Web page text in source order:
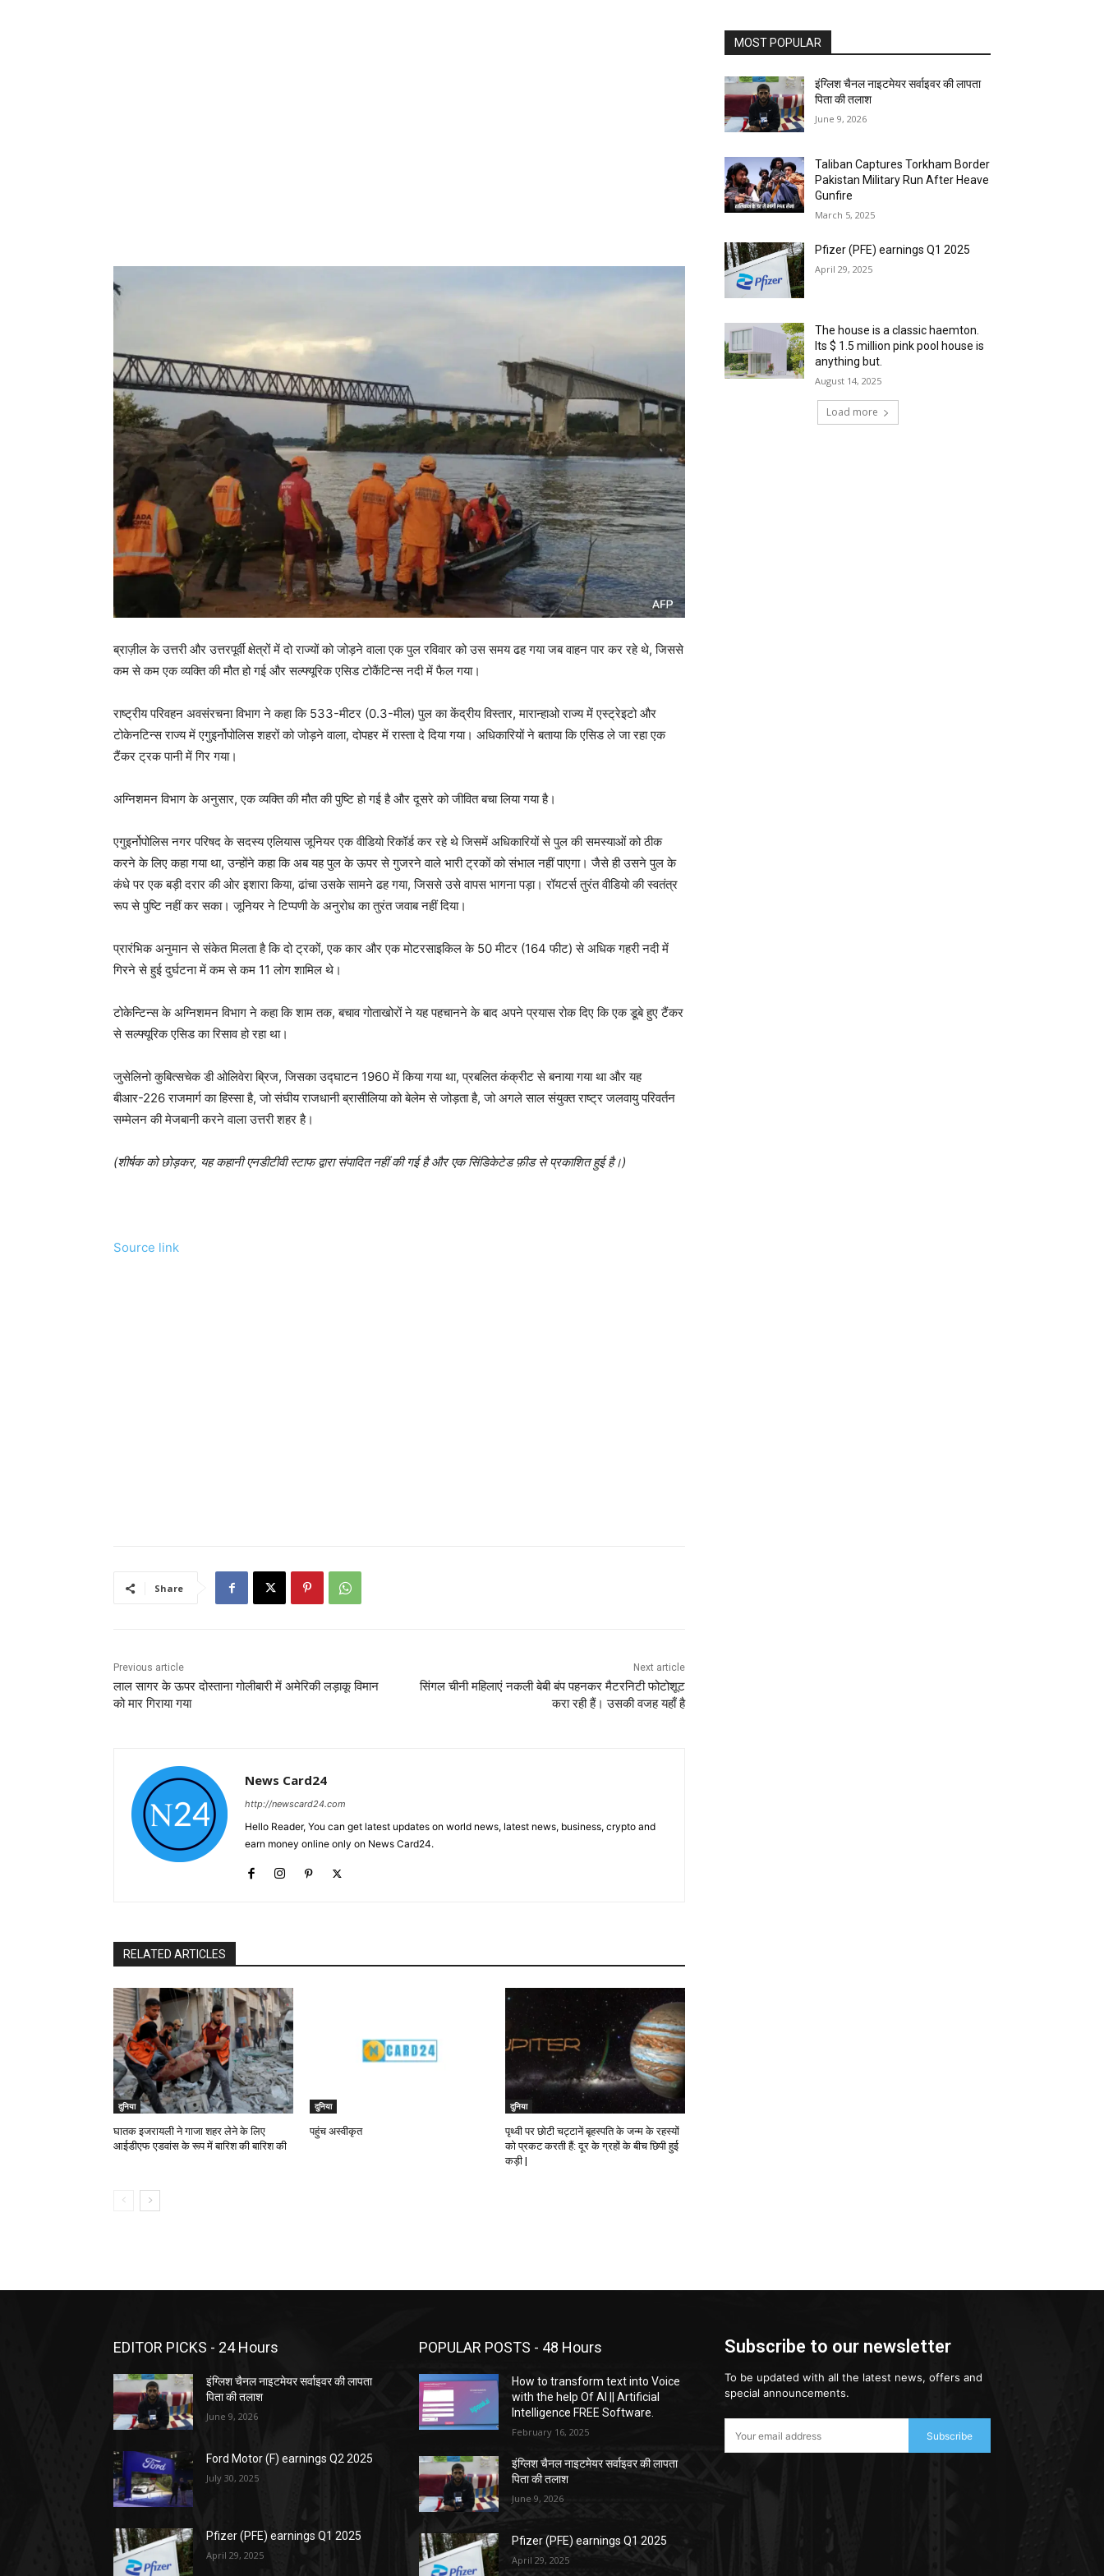
ब्राज़ील के उत्तरी और उत्तरपूर्वी क्षेत्रों में दो राज्यों को जोड़ने वाला एक पुल रविवार को उस समय ढह गया जब वाहन पार कर रहे थे, जिससे
कम से कम एक व्यक्ति की मौत हो गई और सल्फ्यूरिक एसिड टोकैंटिन्स नदी में फैल गया।
राष्ट्रीय परिवहन अवसंरचना विभाग ने कहा कि 533-मीटर (0.3-मील) पुल का केंद्रीय विस्तार, मारान्हाओ राज्य में एस्ट्रेइटो और
टोकेनटिन्स राज्य में एगुइर्नोपोलिस शहरों को जोड़ने वाला, दोपहर में रास्ता दे दिया गया। अधिकारियों ने बताया कि एसिड ले जा रहा एक
टैंकर ट्रक पानी में गिर गया।
अग्निशमन विभाग के अनुसार, एक व्यक्ति की मौत की पुष्टि हो गई है और दूसरे को जीवित बचा लिया गया है।
एगुइर्नोपोलिस नगर परिषद के सदस्य एलियास जूनियर एक वीडियो रिकॉर्ड कर रहे थे जिसमें अधिकारियों से पुल की समस्याओं को ठीक
करने के लिए कहा गया था, उन्होंने कहा कि अब यह पुल के ऊपर से गुजरने वाले भारी ट्रकों को संभाल नहीं पाएगा। जैसे ही उसने पुल के
कंधे पर एक बड़ी दरार की ओर इशारा किया, ढांचा उसके सामने ढह गया, जिससे उसे वापस भागना पड़ा। रॉयटर्स तुरंत वीडियो की स्वतंत्र
रूप से पुष्टि नहीं कर सका। जूनियर ने टिप्पणी के अनुरोध का तुरंत जवाब नहीं दिया।
प्रारंभिक अनुमान से संकेत मिलता है कि दो ट्रकों, एक कार और एक मोटरसाइकिल के 50 मीटर (164 फीट) से अधिक गहरी नदी में
गिरने से हुई दुर्घटना में कम से कम 11 लोग शामिल थे।
टोकेन्टिन्स के अग्निशमन विभाग ने कहा कि शाम तक, बचाव गोताखोरों ने यह पहचानने के बाद अपने प्रयास रोक दिए कि एक डूबे हुए टैंकर
से सल्फ्यूरिक एसिड का रिसाव हो रहा था।
जुसेलिनो कुबित्सचेक डी ओलिवेरा ब्रिज, जिसका उद्घाटन 1960 में किया गया था, प्रबलित कंक्रीट से बनाया गया था और यह
बीआर-226 राजमार्ग का हिस्सा है, जो संघीय राजधानी ब्रासीलिया को बेलेम से जोड़ता है, जो अगले साल संयुक्त राष्ट्र जलवायु परिवर्तन
सम्मेलन की मेजबानी करने वाला उत्तरी शहर है।
(शीर्षक को छोड़कर, यह कहानी एनडीटीवी स्टाफ द्वारा संपादित नहीं की गई है और एक सिंडिकेटेड फ़ीड से प्रकाशित हुई है।)
Source link
Share
Previous article
लाल सागर के ऊपर दोस्ताना गोलीबारी में अमेरिकी लड़ाकू विमान
को मार गिराया गया
Next article
सिंगल चीनी महिलाएं नकली बेबी बंप पहनकर मैटरनिटी फोटोशूट
करा रही हैं। उसकी वजह यहाँ है
News Card24
http://newscard24.com
Hello Reader, You can get latest updates on world news, latest news, business, crypto and
earn money online only on News Card24.
RELATED ARTICLES
दुनिया
घातक इजरायली ने गाजा शहर लेने के लिए
आईडीएफ एडवांस के रूप में बारिश की बारिश की
दुनिया
पहुंच अस्वीकृत
दुनिया
पृथ्वी पर छोटी चट्टानें बृहस्पति के जन्म के रहस्यों
को प्रकट करती हैं: दूर के ग्रहों के बीच छिपी हुई
कड़ी |
MOST POPULAR
इंग्लिश चैनल नाइटमेयर सर्वाइवर की लापता
पिता की तलाश
June 9, 2026
Taliban Captures Torkham Border
Pakistan Military Run After Heave
Gunfire
March 5, 2025
Pfizer (PFE) earnings Q1 2025
April 29, 2025
The house is a classic haemton.
Its $ 1.5 million pink pool house is
anything but.
August 14, 2025
Load more
EDITOR PICKS - 24 Hours
इंग्लिश चैनल नाइटमेयर सर्वाइवर की लापता
पिता की तलाश
June 9, 2026
Ford Motor (F) earnings Q2 2025
July 30, 2025
Pfizer (PFE) earnings Q1 2025
April 29, 2025
POPULAR POSTS - 48 Hours
How to transform text into Voice
with the help Of AI || Artificial
Intelligence FREE Software.
February 16, 2025
इंग्लिश चैनल नाइटमेयर सर्वाइवर की लापता
पिता की तलाश
June 9, 2026
Pfizer (PFE) earnings Q1 2025
April 29, 2025
Subscribe to our newsletter
To be updated with all the latest news, offers and
special announcements.
Subscribe